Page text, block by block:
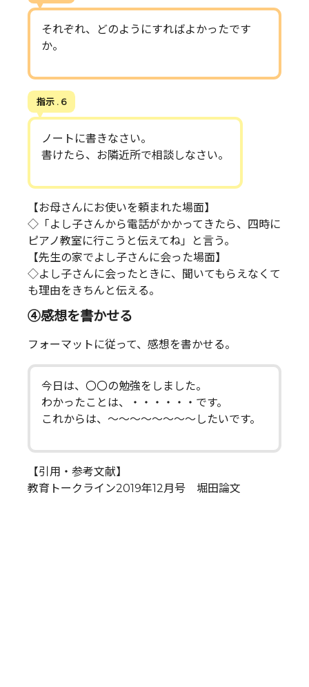
それぞれ、どのようにすればよかったです
か。
指示 . 6
ノートに書きなさい。
書けたら、お隣近所で相談しなさい。
【お母さんにお使いを頼まれた場面】
◇「よし子さんから電話がかかってきたら、四時に
ピアノ教室に行こうと伝えてね」と言う。
【先生の家でよし子さんに会った場面】
◇よし子さんに会ったときに、聞いてもらえなくて
も理由をきちんと伝える。
④感想を書かせる
フォーマットに従って、感想を書かせる。
今日は、〇〇の勉強をしました。
わかったことは、・・・・・・です。
これからは、～～～～～～～～したいです。
【引用・参考文献】
教育トークライン2019年12月号 堀田論文